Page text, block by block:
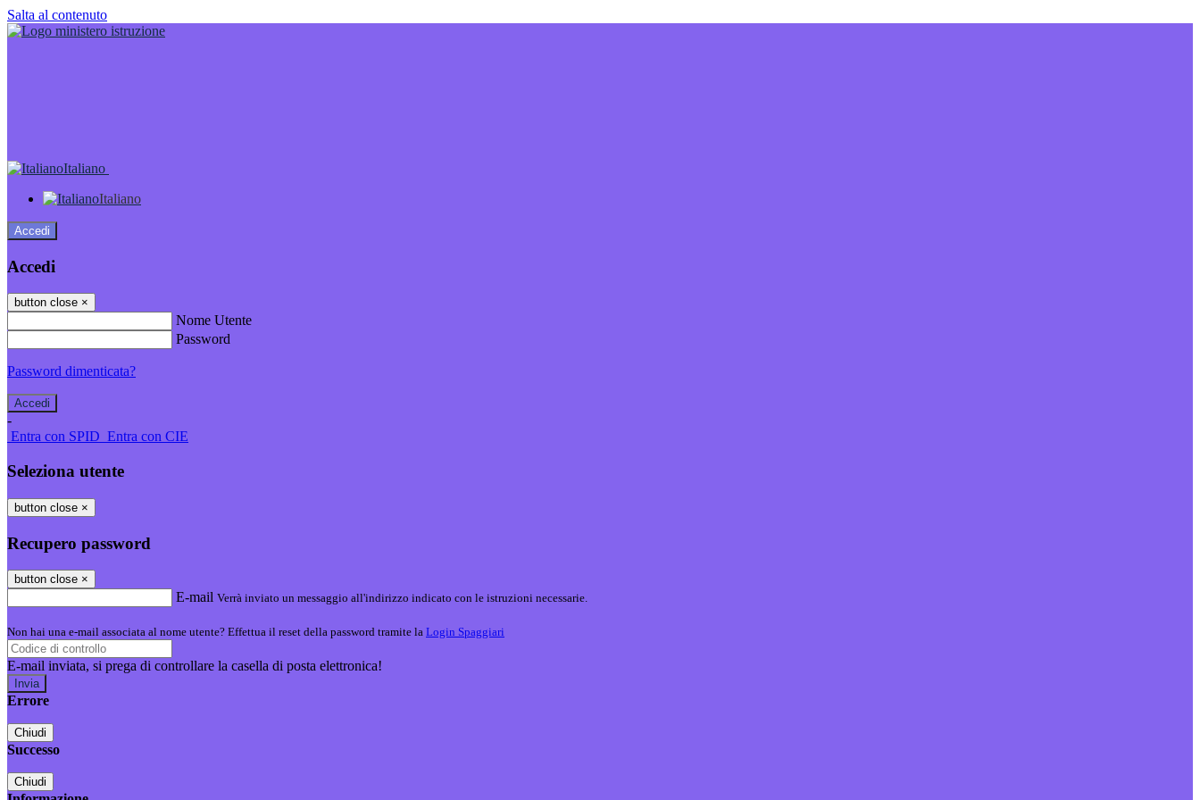
Salta al contenuto
Italiano
Italiano
Accedi
Accedi
button close ×
Nome Utente
Password
Password dimenticata?
-
Entra con SPID Entra con CIE
Seleziona utente
button close ×
Recupero password
button close ×
E-mail Verrà inviato un messaggio all'indirizzo indicato con le istruzioni necessarie.
Non hai una e-mail associata al nome utente? Effettua il reset della password tramite la Login Spaggiari
E-mail inviata, si prega di controllare la casella di posta elettronica!
Errore
Chiudi
Successo
Chiudi